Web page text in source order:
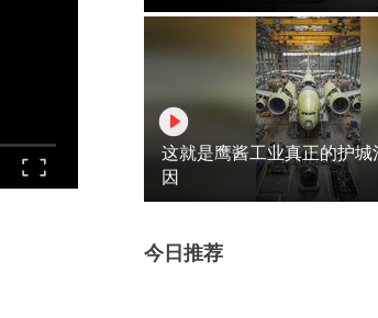
这就是鹰酱工业真正的护
因
今日推荐